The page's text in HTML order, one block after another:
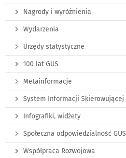
Nagrody i wyróżnienia
Wydarzenia
Urzędy statystyczne
100 lat GUS
Metainformacje
System Informacji Skierowującej
Infografiki, widżety
Społeczna odpowiedzialność GUS
Współpraca Rozwojowa